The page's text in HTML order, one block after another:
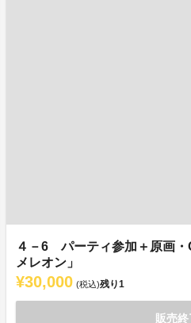
４－6 パーティ参加＋原画
メレオン」
¥30,000 (税込)残り1
販売終